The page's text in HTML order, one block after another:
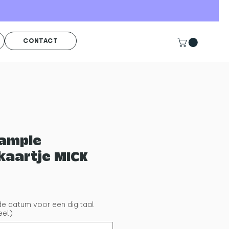
CONTACT
MICK
datum voor een digitaal